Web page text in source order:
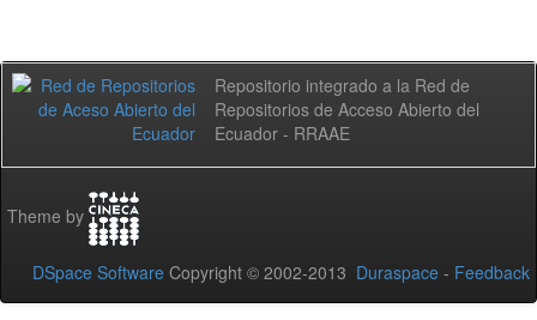
Repositorio integrado a la Red de
Repositorios de Acceso Abierto del
Ecuador - RRAAE
Theme by
DSpace Software Copyright © 2002-2013 Duraspace - Feedback